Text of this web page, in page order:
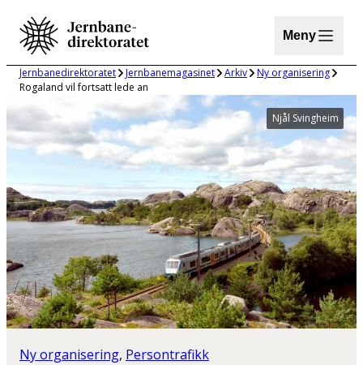
Hopp
innhold
Meny
Jernbanedirektoratet Jernbanemagasinet Arkiv
Ny organisering
Rogaland vil fortsatt lede an
Ny organisering, Persontrafikk
Njål Svingheim